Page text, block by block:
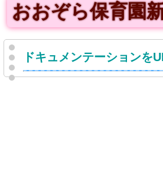
おおぞら保育園
ドキュメンテーションを